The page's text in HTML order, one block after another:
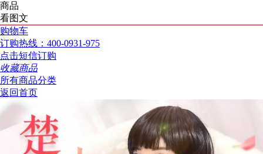
商品
看图文
购物车
订购热线：400-0931-975
点击短信订购
收藏商品
所有商品分类
返回首页